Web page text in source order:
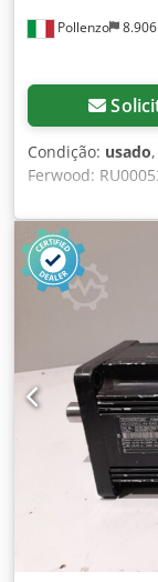
Pollenzo
Condição: usado
Ferwood:
220/300-W1 -
testado - Se
revisão, entre